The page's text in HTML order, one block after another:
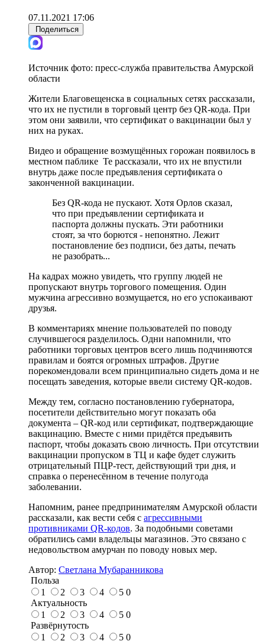
07.11.2021 17:06
Поделиться
Источник фото: пресс-служба правительства Амурской
области
Жители Благовещенска в социальных сетях рассказали,
что их не пустили в торговый центр без QR-кода. При
этом они заявили, что сертификат о вакцинации был у
них на руках.
Видео и обращение возмущённых горожан появилось в
местном паблике Те рассказали, что их не впустили
внутрь даже после предъявления сертификата о
законченной вакцинации.
Без QR-кода не пускают. Хотя Орлов сказал,
что при предъявлении сертификата и
паспорта должны пускать. Эти работники
стоят, за что борются - непонятно. Лежит
постановление без подписи, без даты, печать
не разобрать...
На кадрах можно увидеть, что группу людей не
пропускают внутрь торгового помещения. Один
мужчина агрессивно возмущается, но его успокаивают
друзья.
В комментариях мнение пользователей по поводу
случившегося разделилось. Одни напомнили, что
работники торговых центров всего лишь подчиняются
правилам и боятся огромных штрафов. Другие
порекомендовали всем принципиально сидеть дома и не
посещать заведения, которые ввели систему QR-кодов.
Между тем, согласно постановлению губернатора,
посетители действительно могут показать оба
документа – QR-код или сертификат, подтверждающие
вакцинацию. Вместе с ними придётся предъявить
паспорт, чтобы доказать свою личность. При отсутствии
вакцинации пропуском в ТЦ и кафе будет служить
отрицательный ПЦР-тест, действующий три дня, и
справка о перенесённом в течение полугода
заболевании.
Напомним, ранее предпринимателям Амурской области
рассказали, как вести себя с агрессивными
противниками QR-кодов. За подобными советами
обратились сами владельцы магазинов. Это связано с
недовольством амурчан по поводу новых мер.
Автор: Светлана Мубаранникова
Польза
1
2 3 4 5 0
Актуальность
1
2 3 4 5 0
Развёрнутость
1
2 3 4 5 0